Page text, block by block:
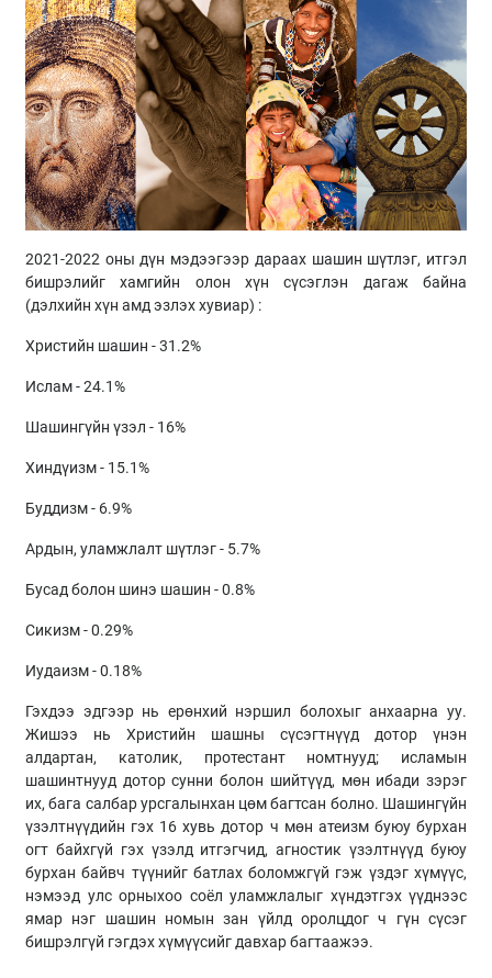
2021-2022 оны дүн мэдээгээр дараах шашин шүтлэг, итгэл
бишрэлийг хамгийн олон хүн сүсэглэн дагаж байна
(дэлхийн хүн амд эзлэх хувиар) :
Христийн шашин - 31.2%
Ислам - 24.1%
Шашингүйн үзэл - 16%
Хиндүизм - 15.1%
Буддизм - 6.9%
Ардын, уламжлалт шүтлэг - 5.7%
Бусад болон шинэ шашин - 0.8%
Сикизм - 0.29%
Иудаизм - 0.18%
Гэхдээ эдгээр нь ерөнхий нэршил болохыг анхаарна уу.
Жишээ нь Христийн шашны сүсэгтнүүд дотор үнэн
алдартан, католик, протестант номтнууд; исламын
шашинтнууд дотор сунни болон шийтүүд, мөн ибади зэрэг
их, бага салбар урсгалынхан цөм багтсан болно. Шашингүйн
үзэлтнүүдийн гэх 16 хувь дотор ч мөн атеизм буюу бурхан
огт байхгүй гэх үзэлд итгэгчид, агностик үзэлтнүүд буюу
бурхан байвч түүнийг батлах боломжгүй гэж үздэг хүмүүс,
нэмээд улс орныхоо соёл уламжлалыг хүндэтгэх үүднээс
ямар нэг шашин номын зан үйлд оролцдог ч гүн сүсэг
бишрэлгүй гэгдэх хүмүүсийг давхар багтаажээ.